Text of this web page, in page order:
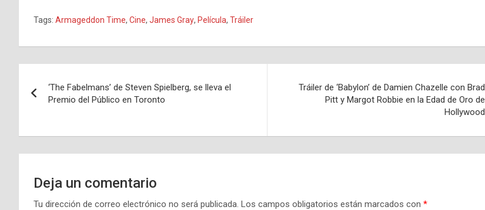
Tags: Armageddon Time, Cine, James Gray, Película, Tráiler
de
‘The Fabelmans’ de Steven Spielberg, se lleva el
Premio del Público en Toronto
Tráiler de ‘Babylon’ de Damien Chazelle con Brad
Pitt y Margot Robbie en la Edad de Oro de
Hollywood
Deja un comentario
Tu dirección de correo electrónico no será publicada. Los campos obligatorios están marcados con *